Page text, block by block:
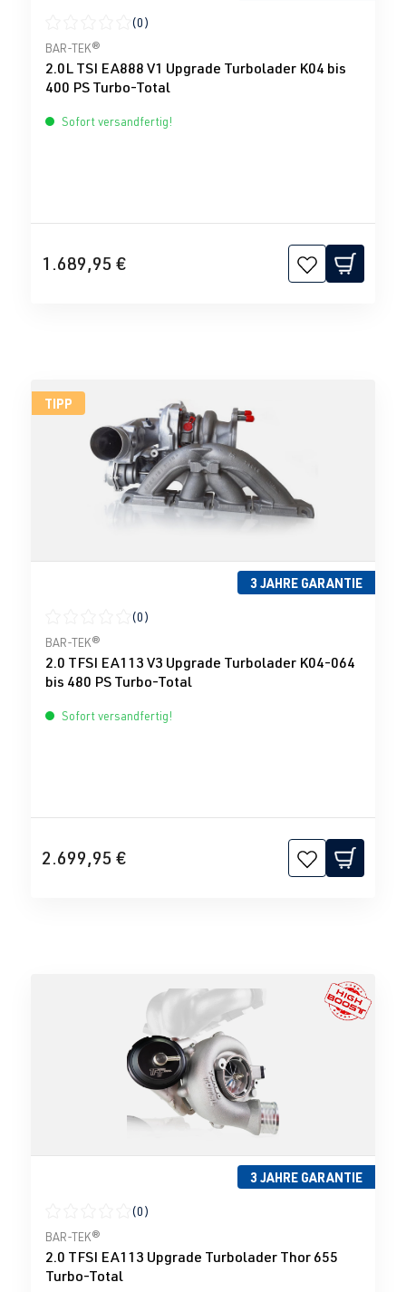
Durchschnittliche Bewertung von 0 von 5 Sternen
(0)
BAR-TEK®
2.0L TSI EA888 V1 Upgrade Turbolader K04 bis
400 PS Turbo-Total
Sofort versandfertig!
1.689,95 €
TIPP
3 JAHRE GARANTIE
Durchschnittliche Bewertung von 0 von 5 Sternen
(0)
BAR-TEK®
2.0 TFSI EA113 V3 Upgrade Turbolader K04-064
bis 480 PS Turbo-Total
Sofort versandfertig!
2.699,95 €
3 JAHRE GARANTIE
Durchschnittliche Bewertung von 0 von 5 Sternen
(0)
BAR-TEK®
2.0 TFSI EA113 Upgrade Turbolader Thor 655
Turbo-Total